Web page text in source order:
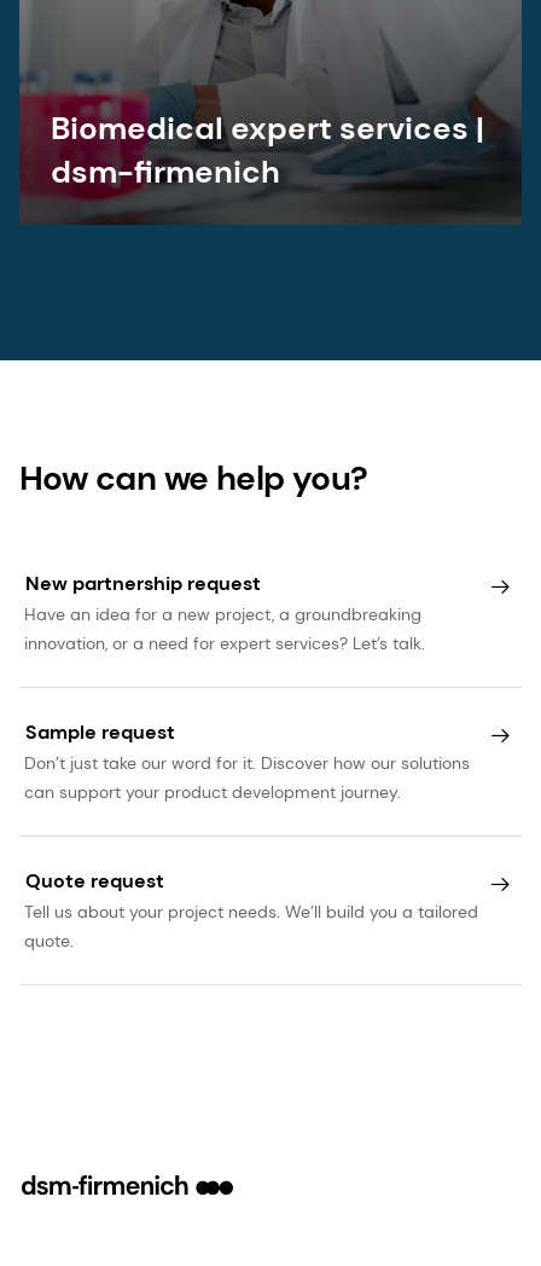
Biomedical expert services |
dsm-firmenich
How can we help you?
New partnership request
Have an idea for a new project, a groundbreaking
innovation, or a need for expert services? Let’s talk.
Sample request
Don’t just take our word for it. Discover how our solutions
can support your product development journey.
Quote request
Tell us about your project needs. We’ll build you a tailored
quote.